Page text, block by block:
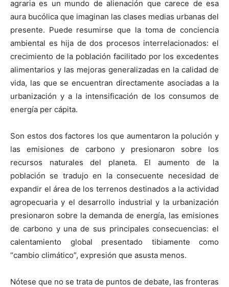
agraria es un mundo de alienación que carece de esa
aura bucólica que imaginan las clases medias urbanas del
presente. Puede resumirse que la toma de conciencia
ambiental es hija de dos procesos interrelacionados: el
crecimiento de la población facilitado por los excedentes
alimentarios y las mejoras generalizadas en la calidad de
vida, las que se encuentran directamente asociadas a la
urbanización y a la intensificación de los consumos de
energía per cápita.
Son estos dos factores los que aumentaron la polución y
las emisiones de carbono y presionaron sobre los
recursos naturales del planeta. El aumento de la
población se tradujo en la consecuente necesidad de
expandir el área de los terrenos destinados a la actividad
agropecuaria y el desarrollo industrial y la urbanización
presionaron sobre la demanda de energía, las emisiones
de carbono y una de sus principales consecuencias: el
calentamiento global presentado tibiamente como
“cambio climático”, expresión que asusta menos.
Nótese que no se trata de puntos de debate, las fronteras